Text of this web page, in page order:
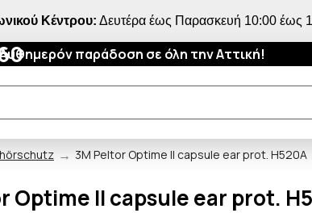
Κέντρου: Δευτέρα έως Παρασκευή 10:00 έως
Αυθημερόν παράδοση σε όλη την Αττική!
3M Peltor Optime II capsule ear prot. H520A
Optime II capsule ear prot.